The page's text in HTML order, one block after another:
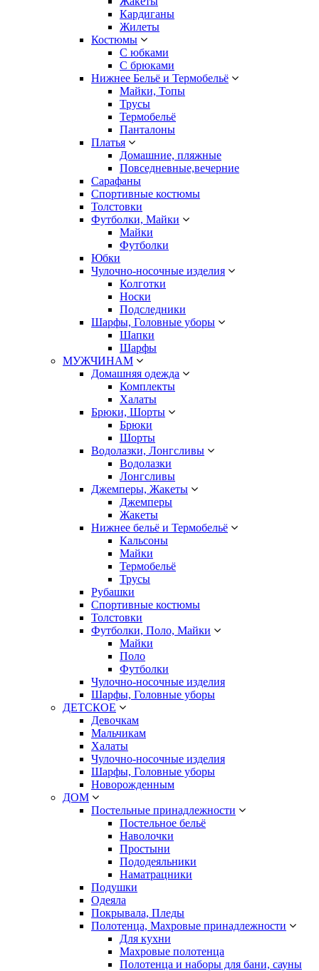
Кардиганы
Жилеты
Костюмы
С юбками
С брюками
Нижнее Бельё и Термобельё
Майки, Топы
Трусы
Термобельё
Панталоны
Платья
Домашние, пляжные
Повседневные,вечерние
Сарафаны
Спортивные костюмы
Толстовки
Футболки, Майки
Майки
Футболки
Юбки
Чулочно-носочные изделия
Колготки
Носки
Подследники
Шарфы, Головные уборы
Шапки
Шарфы
МУЖЧИНАМ
Домашняя одежда
Комплекты
Халаты
Брюки, Шорты
Брюки
Шорты
Водолазки, Лонгсливы
Водолазки
Лонгсливы
Джемперы, Жакеты
Джемперы
Жакеты
Нижнее бельё и Термобельё
Кальсоны
Майки
Термобельё
Трусы
Рубашки
Спортивные костюмы
Толстовки
Футболки, Поло, Майки
Майки
Поло
Футболки
Чулочно-носочные изделия
Шарфы, Головные уборы
ДЕТСКОЕ
Девочкам
Мальчикам
Халаты
Чулочно-носочные изделия
Шарфы, Головные уборы
Новорожденным
ДОМ
Постельные принадлежности
Постельное бельё
Наволочки
Простыни
Пододеяльники
Наматрацники
Подушки
Одеяла
Покрывала, Пледы
Полотенца, Махровые принадлежности
Для кухни
Махровые полотенца
Полотенца и наборы для бани, сауны